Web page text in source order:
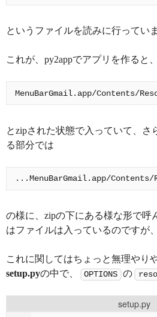
というファイルを読みに行っていま
これが、py2appでアプリを作ると、
とzipされた状態で入っていて、さ
る部分では
の様に、zipの下にある様な形で呼
はファイルは入っているのですが
これに関してはちょっと無理やり
setup.pyの中で、 OPTIONS の
setup.py